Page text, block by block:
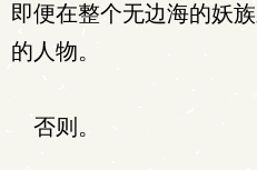
即便在整个无边海的妖
的人物。
否则。